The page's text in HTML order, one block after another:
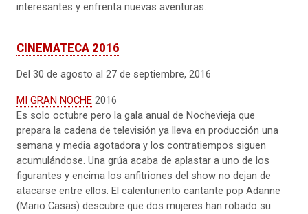
interesantes y enfrenta nuevas aventuras.
CINEMATECA 2016
Del 30 de agosto al 27 de septiembre, 2016
MI GRAN NOCHE 2016
Es solo octubre pero la gala anual de Nochevieja que
prepara la cadena de televisión ya lleva en producción una
semana y media agotadora y los contratiempos siguen
acumulándose. Una grúa acaba de aplastar a uno de los
figurantes y encima los anfitriones del show no dejan de
atacarse entre ellos. El calenturiento cantante pop Adanne
(Mario Casas) descubre que dos mujeres han robado su